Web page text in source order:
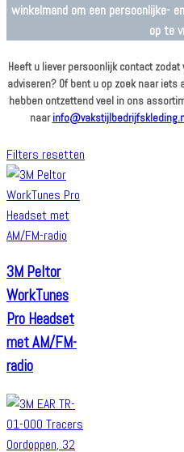
winkelmand om een persoonlijke-
op te
Heeft u liever persoonlijk contact
adviseren? Of bent u op zoek naar iets
hebben ontzettend veel in ons
naar
Filters resetten
3M Peltor
WorkTunes
Pro Headset
met AM/FM-
radio